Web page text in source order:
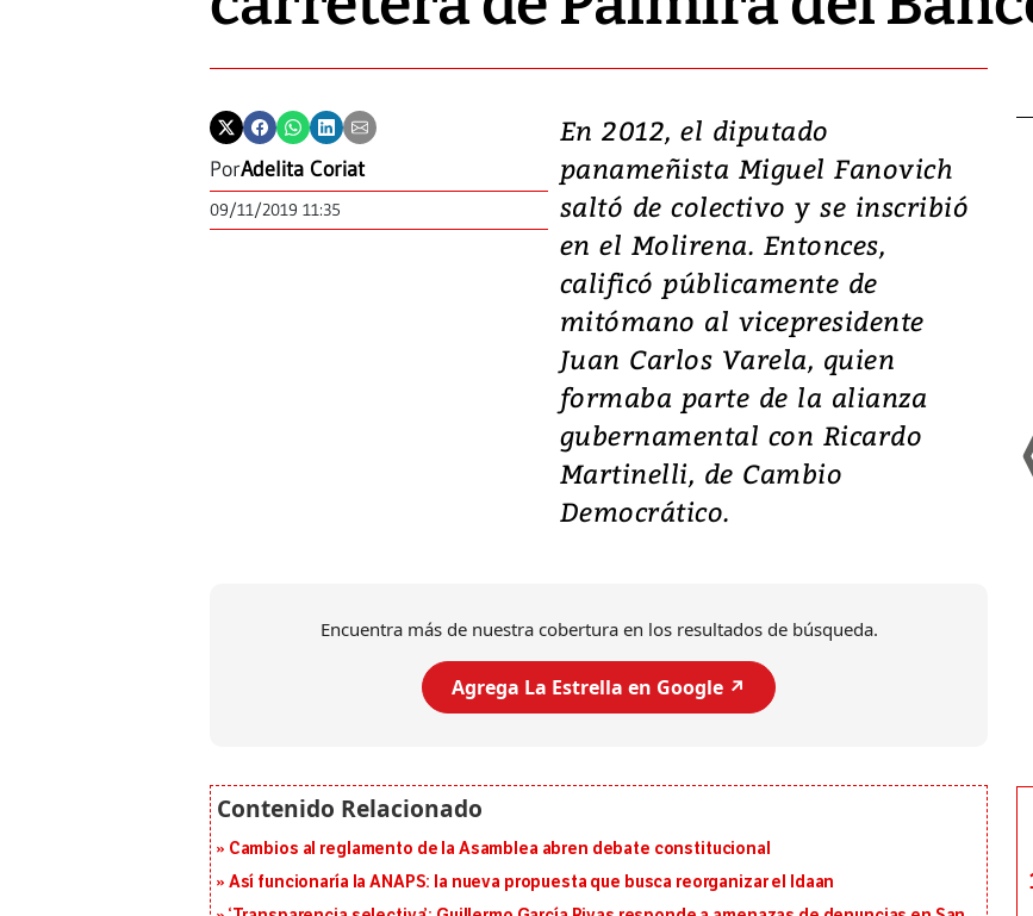
PorAdelita Coriat
09/11/2019 11:35
En 2012, el diputado
panameñista Miguel Fanovich
saltó de colectivo y se inscribió
en el Molirena. Entonces,
calificó públicamente de
mitómano al vicepresidente
Juan Carlos Varela, quien
formaba parte de la alianza
gubernamental con Ricardo
Martinelli, de Cambio
Democrático.
Encuentra más de nuestra cobertura en los resultados de búsqueda.
Agrega La Estrella en Google ↗️
Cambios al reglamento de la Asamblea abren debate constitucional
Así funcionaría la ANAPS: la nueva propuesta que busca reorganizar el Idaan
Video, Japón: Terremoto
deja heridos y graves
daños en Kumamoto
Un fuerte terremoto de magnitud
7,1 se registró este martes 28 de